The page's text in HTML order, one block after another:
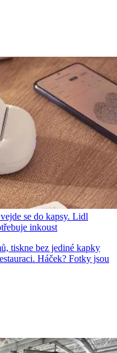
se do kapsy. Lidl
inkoust
tiskne bez jediné kapky
Háček? Fotky jsou